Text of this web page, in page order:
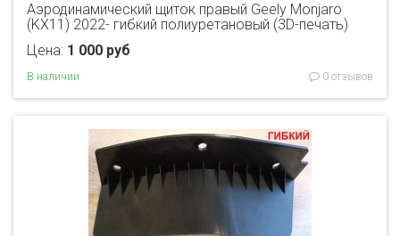
Аэродинамический щиток правый Geely Monjaro
(KX11) 2022- гибкий полиуретановый (3D-печать)
Цена: 1 000 руб
В наличии 0 отзывов